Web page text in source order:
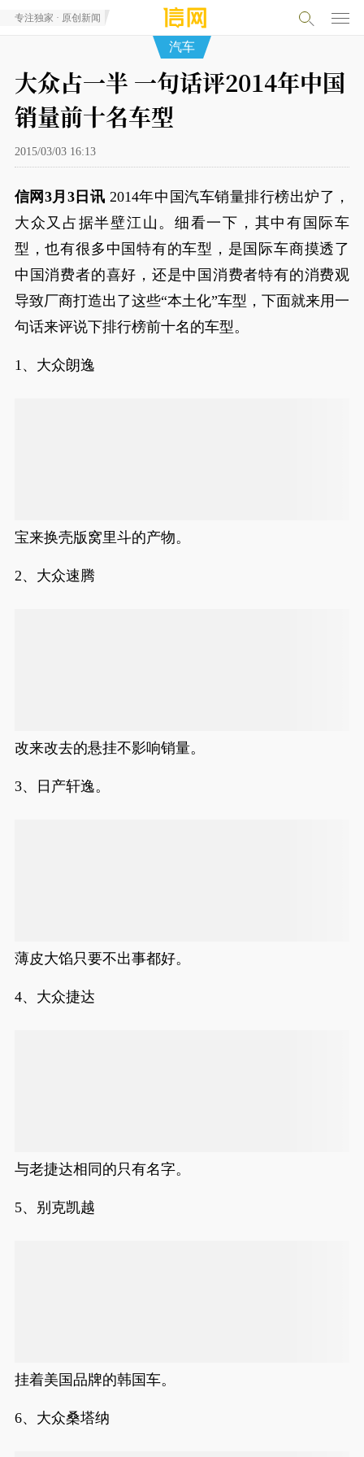
专注独家 · 原创新闻
汽车
大众占一半 一句话评2014年中国
销量前十名车型
2015/03/03 16:13
信网3月3日讯 2014年中国汽车销量排行榜出炉了，
大众又占据半壁江山。细看一下，其中有国际车
型，也有很多中国特有的车型，是国际车商摸透了
中国消费者的喜好，还是中国消费者特有的消费观
导致厂商打造出了这些“本土化”车型，下面就来用一
句话来评说下排行榜前十名的车型。
1、大众朗逸
宝来换壳版窝里斗的产物。
2、大众速腾
改来改去的悬挂不影响销量。
3、日产轩逸。
薄皮大馅只要不出事都好。
4、大众捷达
与老捷达相同的只有名字。
5、别克凯越
挂着美国品牌的韩国车。
6、大众桑塔纳